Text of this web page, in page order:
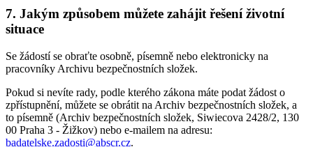
7. Jakým způsobem můžete zahájit řešení životní
situace
Se žádostí se obraťte osobně, písemně nebo elektronicky na
pracovníky Archivu bezpečnostních složek.
Pokud si nevíte rady, podle kterého zákona máte podat žádost o
zpřístupnění, můžete se obrátit na Archiv bezpečnostních složek, a
to písemně (Archiv bezpečnostních složek, Siwiecova 2428/2, 130
00 Praha 3 - Žižkov) nebo e-mailem na adresu:
badatelske.zadosti@abscr.cz.